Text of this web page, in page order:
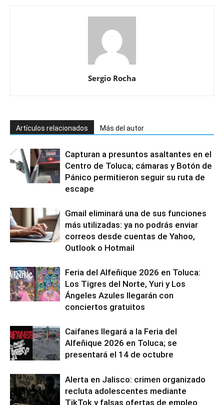
Sergio Rocha
Artículos relacionados Más del autor
Capturan a presuntos asaltantes en el
Centro de Toluca; cámaras y Botón de
Pánico permitieron seguir su ruta de
escape
Gmail eliminará una de sus funciones
más utilizadas: ya no podrás enviar
correos desde cuentas de Yahoo,
Outlook o Hotmail
Feria del Alfeñique 2026 en Toluca:
Los Tigres del Norte, Yuri y Los
Ángeles Azules llegarán con
conciertos gratuitos
Caifanes llegará a la Feria del
Alfeñique 2026 en Toluca; se
presentará el 14 de octubre
Alerta en Jalisco: crimen organizado
recluta adolescentes mediante
TikTok y falsas ofertas de empleo